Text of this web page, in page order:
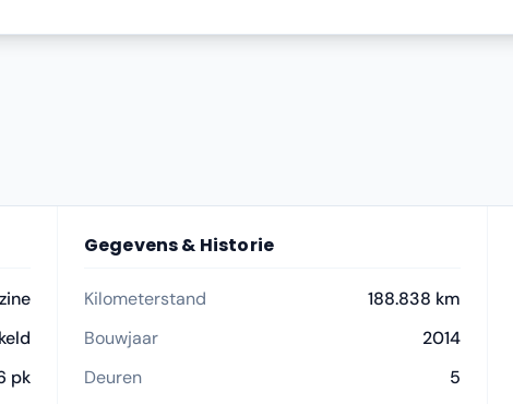
pk
Gegevens & Historie
Kilometerstand
188.838 km
Bouwjaar
2014
Deuren
5